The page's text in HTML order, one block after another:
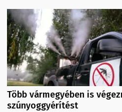
Több vármegyében is
szúnyoggyérítést